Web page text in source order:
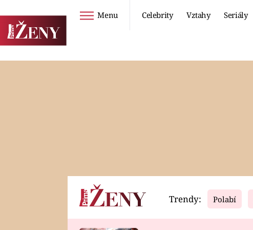
Menu Celebrity Vztahy Seriály
Horoskopy Video
Trendy: Polabí